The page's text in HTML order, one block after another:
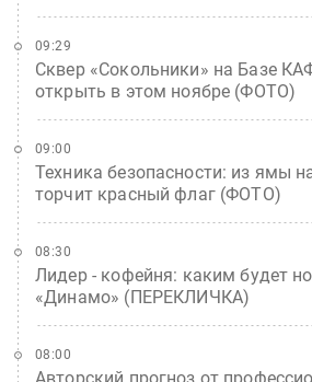
Сквер «Сокольники» на Базе
открыть в этом ноябре (ФОТО)
09:29
Техника безопасности: из ямы
торчит красный флаг (ФОТО)
09:00
Лидер - кофейня: каким будет
«Динамо» (ПЕРЕКЛИЧКА)
08:30
Авторский прогноз от
08:00